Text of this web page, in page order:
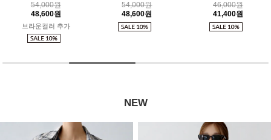
54,000원
48,600원
46,000원
41,400원
41,000원
36,900원
NEW